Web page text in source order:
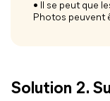
• Il se peut que
Photos peuvent
Solution 2.